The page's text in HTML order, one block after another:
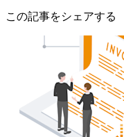
この記事をシェアする